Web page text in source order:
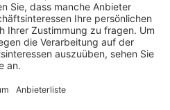
09:52